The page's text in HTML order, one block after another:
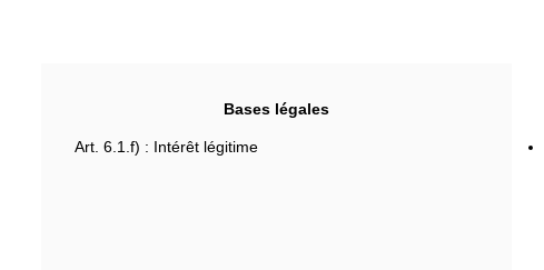
Bases légales
Art. 6.1.f) : Intérêt légitime